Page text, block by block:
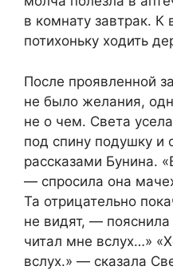
в комнату завтрак. К
потихоньку ходить
После проявленной
не было желания,
не о чем. Света
под спину подушку и
рассказами Бунина.
— спросила она
Та отрицательно
не видят, —
читал мне вслух…»
вслух.» — сказала